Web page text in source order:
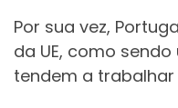
Por sua vez,
da UE, como
tendem a